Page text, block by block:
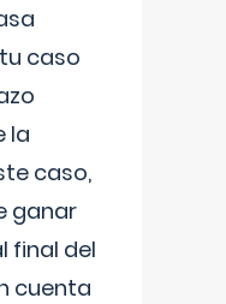
caso
la
caso,
ganar
final del
cuenta